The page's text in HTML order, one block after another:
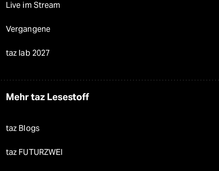
Live im Stream
Vergangene
taz lab 2027
Mehr taz Lesestoff
taz Blogs
taz FUTURZWEI